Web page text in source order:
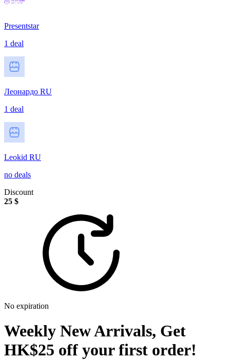
Presentstar
1 deal
Леонардо RU
1 deal
Leokid RU
no deals
Discount
25 $
No expiration
Weekly New Arrivals, Get
HK$25 off your first order!